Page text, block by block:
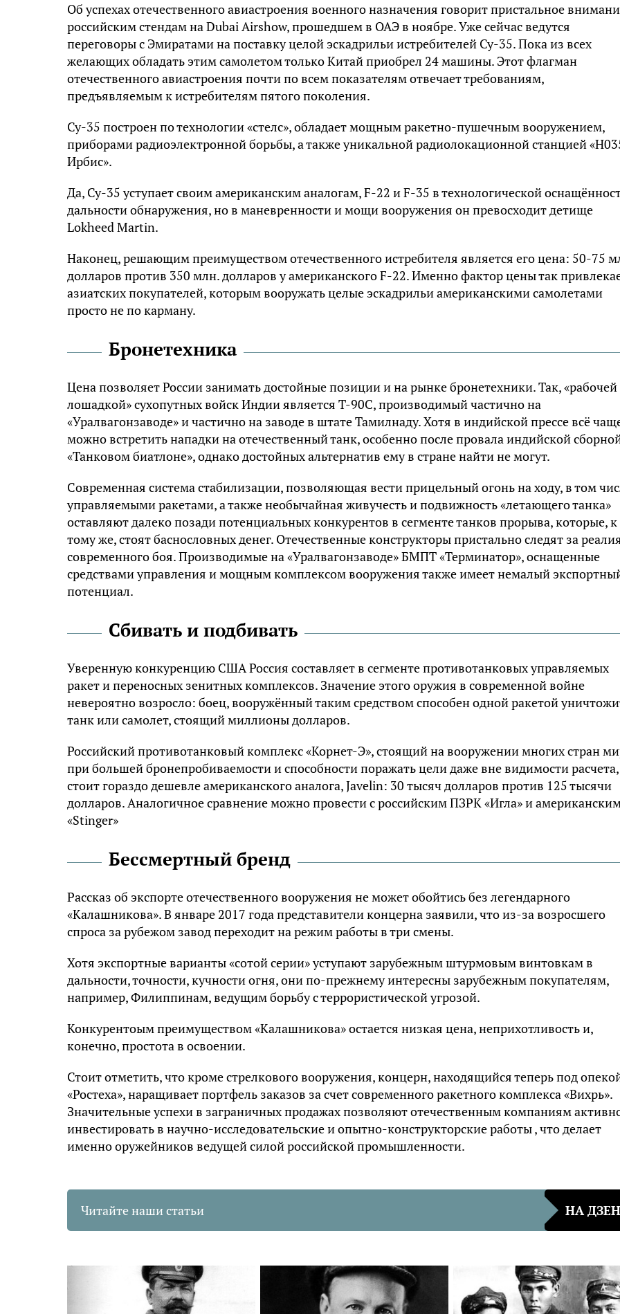
Об успехах отечественного авиастроения военного назначения говорит пристальное
российским стендам на Dubai Airshow, прошедшем в ОАЭ в ноябре. Уже сейчас ведутся
переговоры с Эмиратами на поставку целой эскадрильи истребителей Су-35. Пока из всех
желающих обладать этим самолетом только Китай приобрел 24 машины. Этот флагман
отечественного авиастроения почти по всем показателям отвечает требованиям,
предъявляемым к истребителям пятого поколения.
Су-35 построен по технологии «стелс», обладает мощным ракетно-пушечным вооружением,
приборами радиоэлектронной борьбы, а также уникальной радиолокационной станцией
Ирбис».
Да, Су-35 уступает своим американским аналогам, F-22 и F-35 в технологической
дальности обнаружения, но в маневренности и мощи вооружения он превосходит детище
Lokheed Martin.
Наконец, решающим преимуществом отечественного истребителя является его цена: 50-75
долларов против 350 млн. долларов у американского F-22. Именно фактор цены так
азиатских покупателей, которым вооружать целые эскадрильи американскими самолетами
просто не по карману.
Бронетехника
Цена позволяет России занимать достойные позиции и на рынке бронетехники. Так, «рабочей
лошадкой» сухопутных войск Индии является Т-90С, производимый частично на
«Уралвагонзаводе» и частично на заводе в штате Тамилнаду. Хотя в индийской прессе всё
можно встретить нападки на отечественный танк, особенно после провала индийской
«Танковом биатлоне», однако достойных альтернатив ему в стране найти не могут.
Современная система стабилизации, позволяющая вести прицельный огонь на ходу, в том
управляемыми ракетами, а также необычайная живучесть и подвижность «летающего танка»
оставляют далеко позади потенциальных конкурентов в сегменте танков прорыва, которые, к
тому же, стоят баснословных денег. Отечественные конструкторы пристально следят за
современного боя. Производимые на «Уралвагонзаводе» БМПТ «Терминатор», оснащенные
средствами управления и мощным комплексом вооружения также имеет немалый
потенциал.
Сбивать и подбивать
Уверенную конкуренцию США Россия составляет в сегменте противотанковых управляемых
ракет и переносных зенитных комплексов. Значение этого оружия в современной войне
невероятно возросло: боец, вооружённый таким средством способен одной ракетой
танк или самолет, стоящий миллионы долларов.
Российский противотанковый комплекс «Корнет-Э», стоящий на вооружении многих стран
при большей бронепробиваемости и способности поражать цели даже вне видимости расчета,
стоит гораздо дешевле американского аналога, Javelin: 30 тысяч долларов против 125 тысячи
долларов. Аналогичное сравнение можно провести с российским ПЗРК «Игла» и
«Stinger»
Бессмертный бренд
Рассказ об экспорте отечественного вооружения не может обойтись без легендарного
«Калашникова». В январе 2017 года представители концерна заявили, что из-за возросшего
спроса за рубежом завод переходит на режим работы в три смены.
Хотя экспортные варианты «сотой серии» уступают зарубежным штурмовым винтовкам в
дальности, точности, кучности огня, они по-прежнему интересны зарубежным покупателям,
например, Филиппинам, ведущим борьбу с террористической угрозой.
Конкурентоым преимуществом «Калашникова» остается низкая цена, неприхотливость и,
конечно, простота в освоении.
Стоит отметить, что кроме стрелкового вооружения, концерн, находящийся теперь под
«Ростеха», наращивает портфель заказов за счет современного ракетного комплекса «Вихрь».
Значительные успехи в заграничных продажах позволяют отечественным компаниям
инвестировать в научно-исследовательские и опытно-конструкторские работы , что делает
именно оружейников ведущей силой российской промышленности.
Читайте наши статьи НА ДЗЕН